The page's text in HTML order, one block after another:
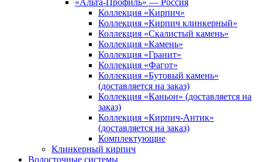
«Альта-Профиль» — Россия
Коллекция «Кирпич»
Коллекция «Кирпич клинкерный»
Коллекция «Скалистый камень»
Коллекция «Камень»
Коллекция «Гранит»
Коллекция «Фагот»
Коллекция «Бутовый камень»
(доставляется на заказ)
Коллекция «Каньон» (доставляется на
заказ)
Коллекция «Кирпич-Антик»
(доставляется на заказ)
Комплектующие
Клинкерный кирпич
Водосточные системы